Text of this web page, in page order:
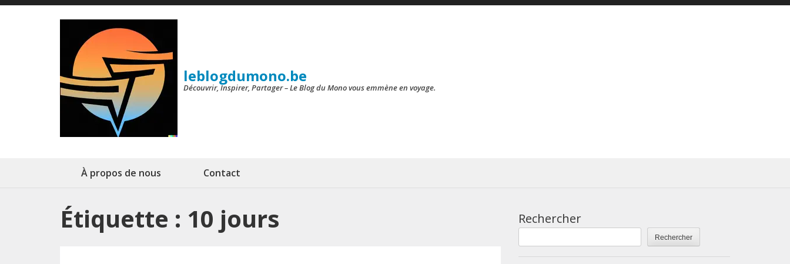
Aller
leblogdumono.be
Découvrir, Inspirer, Partager – Le Blog du Mono vous emmène en voyage.
À propos de nous Contact
Étiquette : 10 jours Rechercher
Rechercher